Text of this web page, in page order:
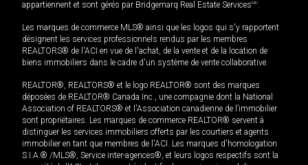
appartiennent et sont gérés par Bridgemarq Real Estate ServicesMD.
Les marques de commerce MLS® ainsi que les logos qui s'y rapportent
désignent les services professionnels rendus par les membres
REALTORS® de l'ACI en vue de l'achat, de la vente et de la location de
biens immobiliers dans le cadre d'un système de vente collaborative.
REALTOR®, REALTORS® et le logo REALTOR® sont des marques
déposées de REALTOR® Canada Inc., une compagnie dont la National
Association of REALTORS® et l'Association canadienne de l’immobilier
sont propriétaires. Les marques de commerce REALTOR® servent à
distinguer les services immobiliers offerts par les courtiers et agents
immobilier en tant que membres de l'ACI. Les marques d'homologation
S.I.A.® /MLS®, Service inter-agences®, et leurs logos respectifs sont la